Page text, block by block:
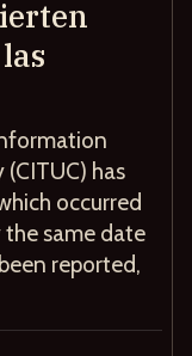
has
occurred
the same date
reported,